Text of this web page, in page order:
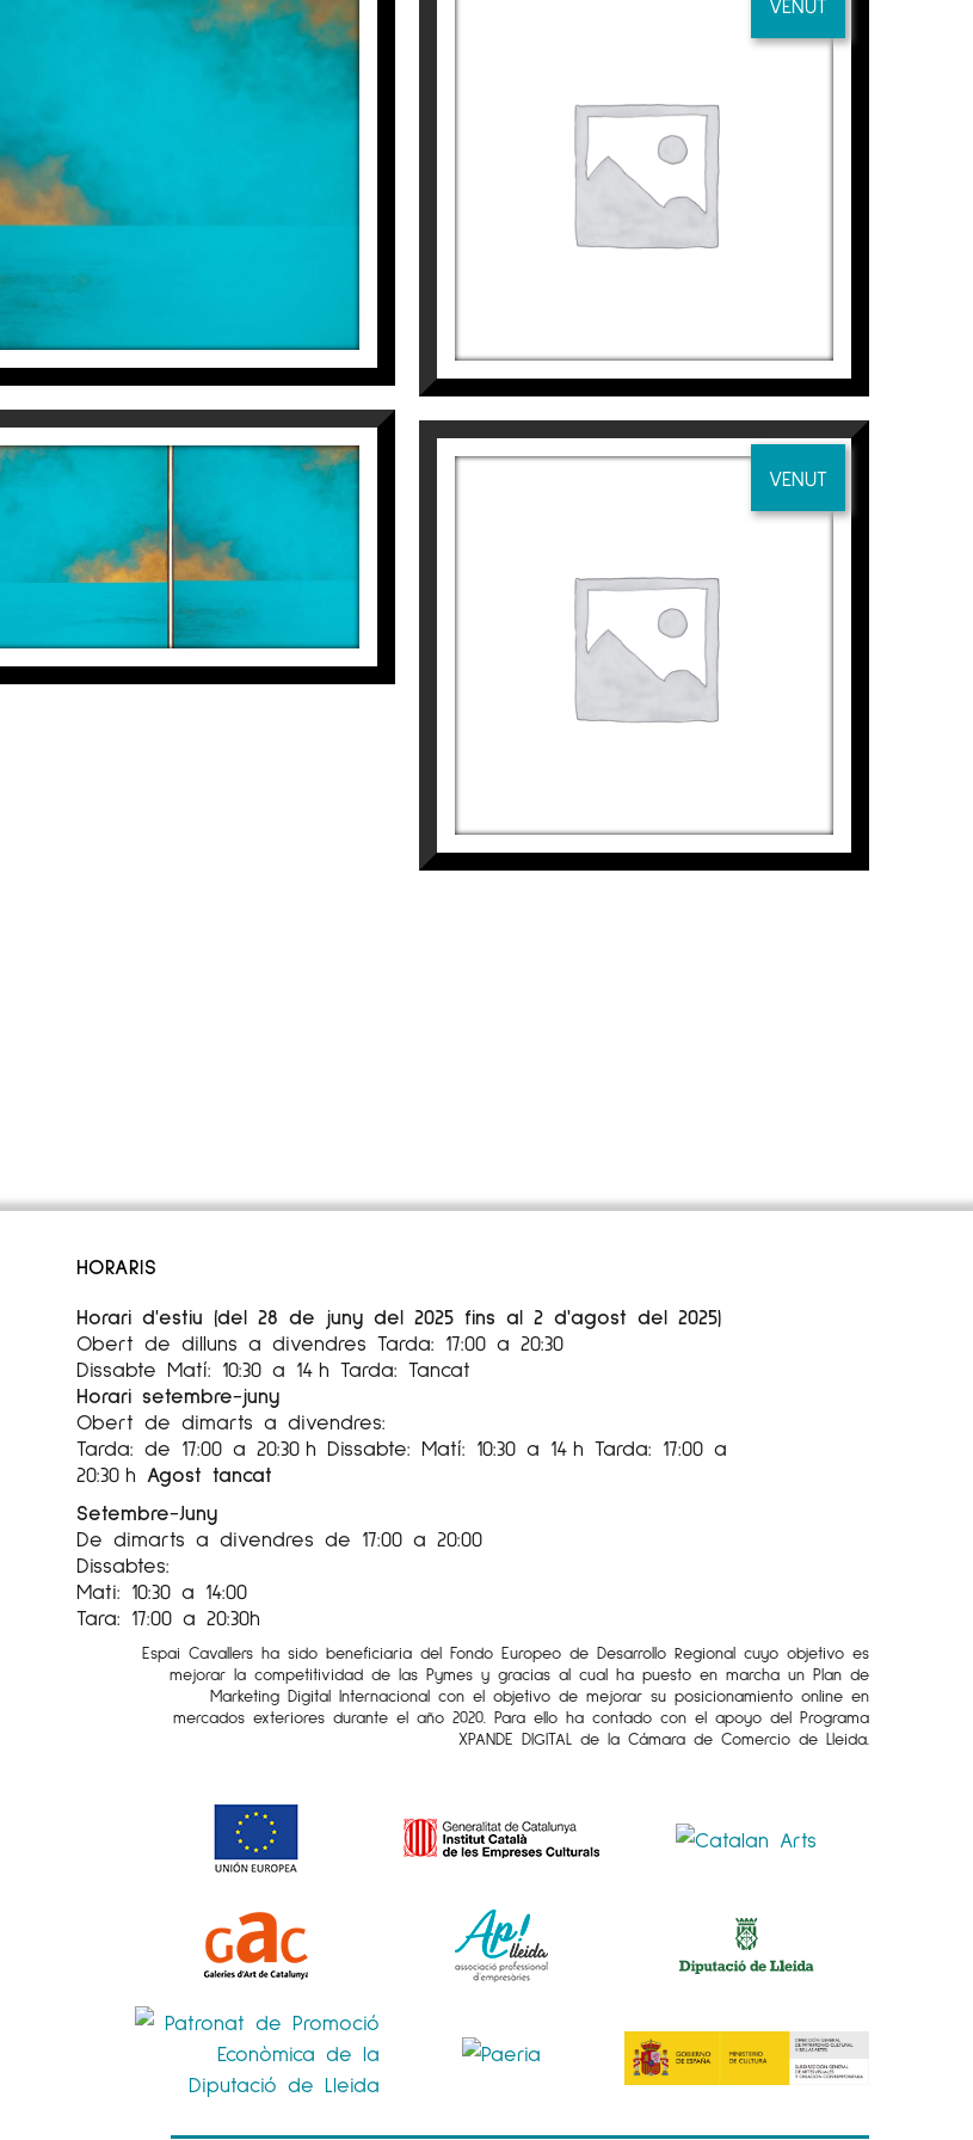
MAR TURQUESA II (120 X 120
Jaime Sicilia
MAR ORO II
Jaime Sicilia
4.000
VENUT
ORO II
Jaime Sicilia
7.200€
HORARIS
Horari d'estiu (del 28 de juny del 2025 fins al 2 d'agost del 2025)
Obert de dilluns a divendres Tarda: 17:00 a 20:30
Dissabte Matí: 10:30 a 14 h Tarda: Tancat
Horari setembre-juny
Obert de dimarts a divendres:
Tarda: de 17:00 a 20:30 h Dissabte: Matí: 10:30 a 14 h Tarda: 17:00 a
20:30 h Agost tancat
Setembre-Juny
De dimarts a divendres de 17:00 a 20:00
Dissabtes:
Mati: 10:30 a 14:00
Tara: 17:00 a 20:30h
Espai Cavallers ha sido beneficiaria del Fondo Europeo de Desarrollo Regional cuyo objetivo es
mejorar la competitividad de las Pymes y gracias al cual ha puesto en marcha un Plan de
Marketing Digital Internacional con el objetivo de mejorar su posicionamiento online en
mercados exteriores durante el año 2020. Para ello ha contado con el apoyo del Programa
XPANDE DIGITAL de la Cámara de Comercio de Lleida.